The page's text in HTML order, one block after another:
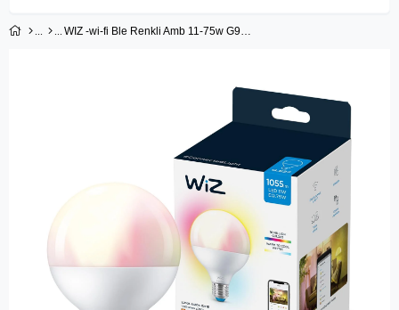
WIZ -wi-fi Ble Renkli Amb 11-75w G95 Globe E27 1pf/6 Akıllı Ampul - 929002383902